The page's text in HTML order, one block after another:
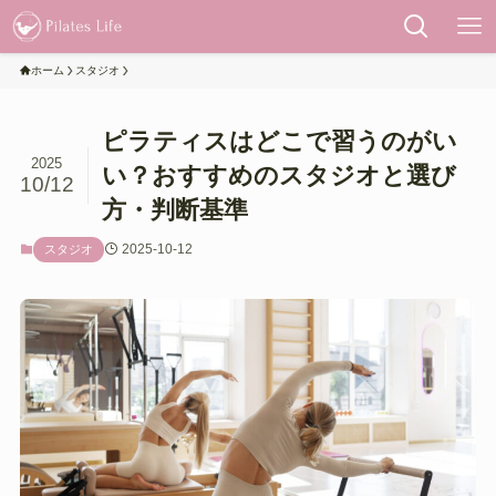
ホーム スタジオ
ピラティスはどこで習うのがい
い？おすすめのスタジオと選び
方・判断基準
2025
10/12
スタジオ 2025-10-12